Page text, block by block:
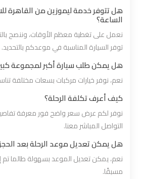
هل تتوفر خدمة ليموزين من القاهرة
الساعة؟
نعمل على تغطية معظم الأوقات، وننصح
توفر السيارة المناسبة في موعدكم بالتحديد.
هل يمكن طلب سيارة أكبر لمجموعة
نعم، نوفر خيارات مركبات بسعات مختلفة
كيف أعرف تكلفة الرحلة؟
نوفر لكم عرض سعر واضح فور معرفة
التواصل المباشر معنا.
هل يمكن تعديل موعد الرحلة بعد
نعم، يمكن تعديل الموعد بسهولة طالما تم
مسبقًا.
الأحمر
القاهرة
ليموزين
السخنة
ليموزين
القاهرة
اسكندرية